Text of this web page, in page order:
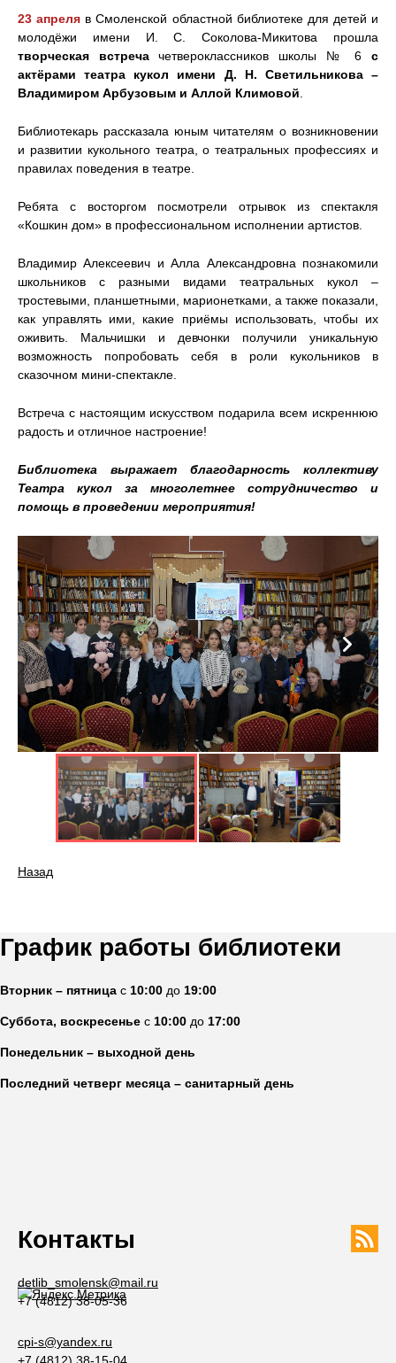
23 апреля в Смоленской областной библиотеке для детей и
молодёжи имени И. С. Соколова-Микитова прошла
творческая встречачетвероклассников школы № 6с
актёрами театра кукол имени Д. Н. Светильникова –
Владимиром Арбузовым и Аллой Климовой
Библиотекарь рассказала юным читателям о возникновении
и развитии кукольного театра, о театральных профессиях и
правилах поведения в театре.
Ребята с восторгом посмотрели отрывок из спектакля
«Кошкин дом» в профессиональном исполнении артистов.
Владимир Алексеевич и Алла Александровна познакомили
школьников с разными видами театральных кукол –
тростевыми, планшетными, марионетками, а также показали,
как управлять ими, какие приёмы использовать, чтобы их
оживить. Мальчишки и девчонки получили уникальную
возможность попробовать себя в роли кукольников в
сказочном мини-спектакле.
Встреча с настоящим искусством подарила всем искреннюю
радость и отличное настроение!
Библиотека выражает благодарность коллективу
Театра кукол за многолетнее сотрудничество и
помощь в проведении мероприятия!
Назад
Контакты
detlib_smolensk@mail.ru
+7 (4812) 38-05-36
cpi-s@yandex.ru
График работы библиотеки
Вторник – пятница с 10:00 до 19:00
Суббота, воскресенье с 10:00 до 17:00
Понедельник – выходной день
Последний четверг месяца – санитарный день